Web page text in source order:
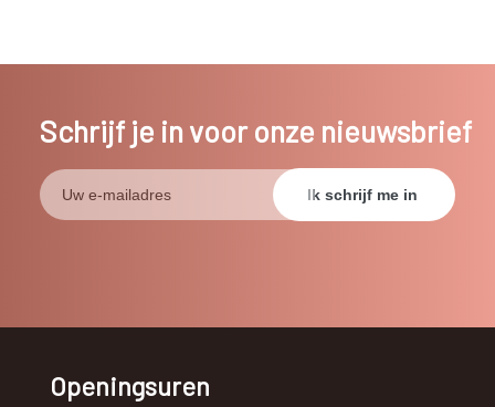
Schrijf je in voor onze nieuwsbrief
Openingsuren